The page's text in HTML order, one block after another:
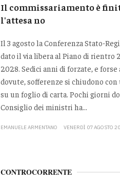
Il commissariamento è
l'attesa no
Il 3 agosto la Conferenza Stato-
dato il via libera al Piano di rientro
2028. Sedici anni di forzate, e forse
dovute, sofferenze si chiudono con
su un foglio di carta. Pochi giorni
Consiglio dei ministri ha...
EMANUELE ARMENTANO VENERDÌ 07 AGOSTO
CONTROCORRENTE